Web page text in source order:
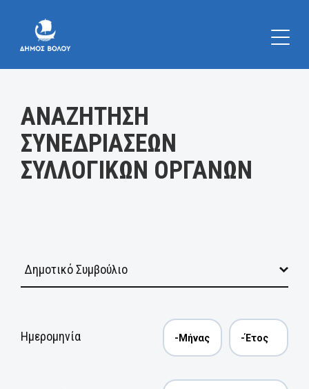
ΑΝΑΖΗΤΗΣΗ
ΣΥΝΕΔΡΙΑΣΕΩΝ
ΣΥΛΛΟΓΙΚΩΝ ΟΡΓΑΝΩΝ
Ημερομηνία